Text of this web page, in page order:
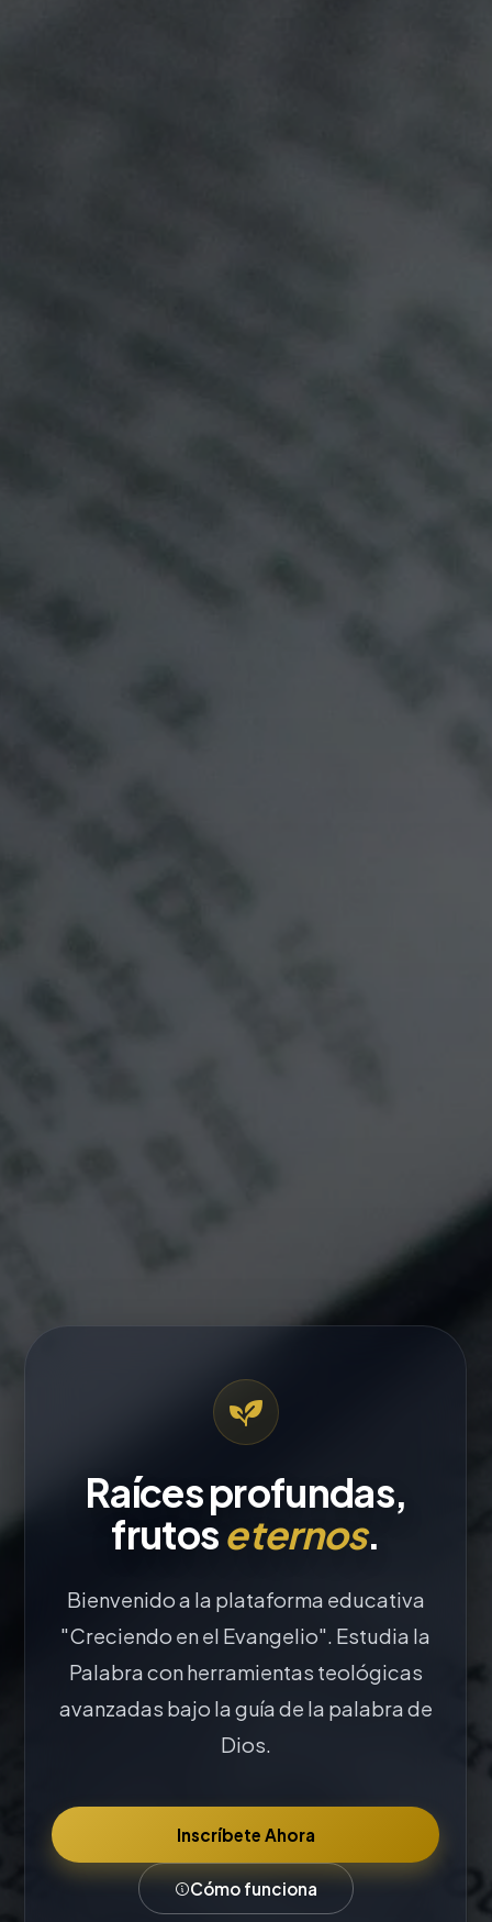
Raíces profundas,
frutoseternos.
Bienvenido a la plataforma educativa
"Creciendo en el Evangelio". Estudia la
Palabra con herramientas teológicas
avanzadas bajo la guía de la palabra de
Dios.
Inscríbete Ahora
Cómo funciona